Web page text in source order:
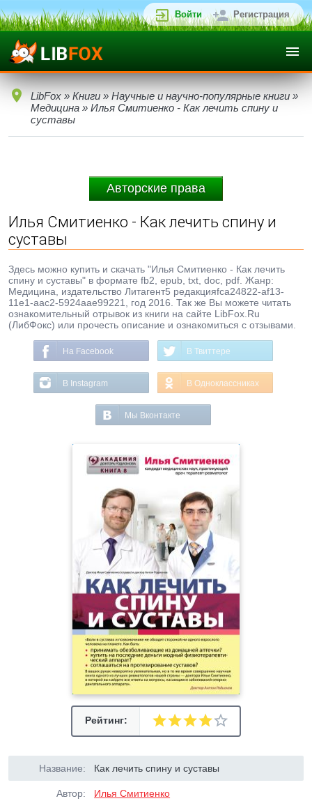
Войти Регистрация
LibFox » Книги » Научные и научно-популярные книги »
Медицина » Илья Смитиенко - Как лечить спину и
суставы
Авторские права
Илья Смитиенко - Как лечить спину и
суставы
Здесь можно купить и скачать "Илья Смитиенко - Как лечить
спину и суставы" в формате fb2, epub, txt, doc, pdf. Жанр:
Медицина, издательство Литагент5 редакцияfca24822-af13-
11e1-aac2-5924aae99221, год 2016. Так же Вы можете читать
ознакомительный отрывок из книги на сайте LibFox.Ru
(ЛибФокс) или прочесть описание и ознакомиться с отзывами.
На Facebook В Твиттере
В Instagram В Одноклассниках
Мы Вконтакте
Рейтинг:
Название: Как лечить спину и суставы
Автор: Илья Смитиенко